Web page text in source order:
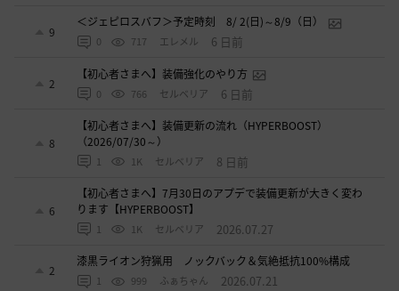
9
＜ジェピロスバフ＞予定時刻 8/ 2(日)～8/9（日）
0 717 エレメル 6 日前
2
【初心者さまへ】装備強化のやり方
0 766 セルベリア 6 日前
8
【初心者さまへ】装備更新の流れ（HYPERBOOST）
（2026/07/30～）
1 1K セルベリア 8 日前
6
【初心者さまへ】7月30日のアプデで装備更新が大きく変わ
ります【HYPERBOOST】
1 1K セルベリア 2026.07.27
2
漆黒ライオン狩猟用 ノックバック＆気絶抵抗100%構成
1 999 ふぁちゃん 2026.07.21